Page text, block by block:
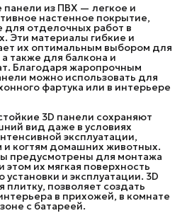
из ПВХ — легкое и
настенное покрытие,
отделочных работ в
Эти материалы гибкие и
их оптимальным выбором для
также для балкона и
Благодаря жаропрочным
можно использовать для
фартука или в интерьере
3D панели сохраняют
вид даже в условиях
эксплуатации,
и когтям домашних животных.
предусмотрены для монтажа
этом их мягкая поверхность
и эксплуатации. 3D
позволяет создать
в прихожей, в комнате
с батареей.